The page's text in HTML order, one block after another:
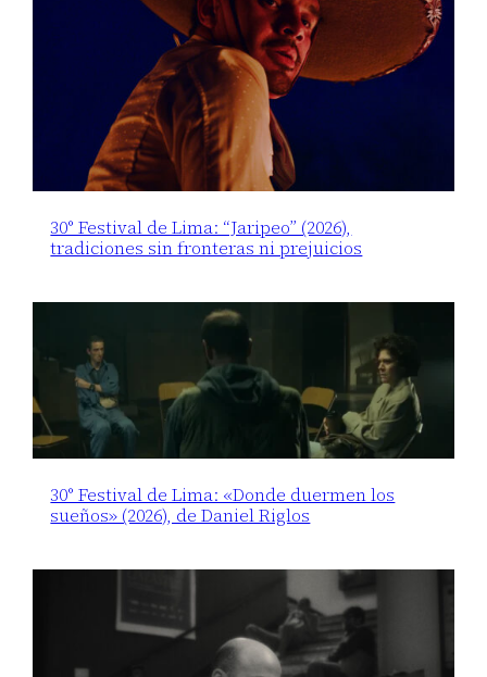
30° Festival de Lima: “Jaripeo” (2026),
tradiciones sin fronteras ni prejuicios
30° Festival de Lima: «Donde duermen los
sueños» (2026), de Daniel Riglos